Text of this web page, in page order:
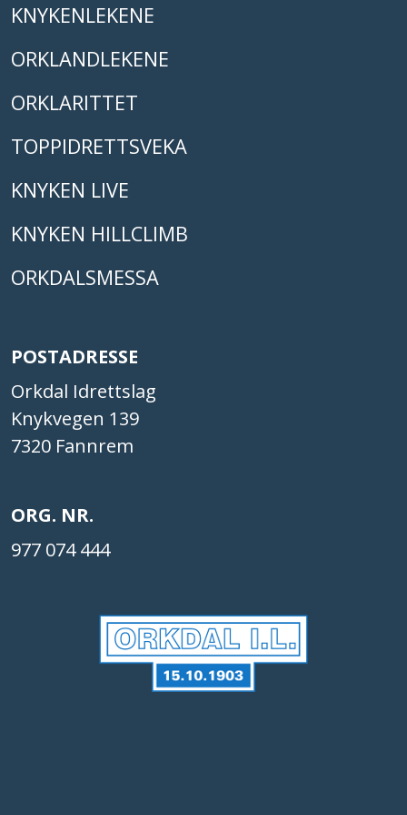
KNYKENLEKENE
ORKLANDLEKENE
ORKLARITTET
TOPPIDRETTSVEKA
KNYKEN LIVE
KNYKEN HILLCLIMB
ORKDALSMESSA
POSTADRESSE
Orkdal Idrettslag
Knykvegen 139
7320 Fannrem
ORG. NR.
977 074 444